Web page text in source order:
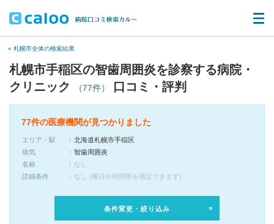
« 札幌市全体の検索結果
札幌市手稲区の智歯周囲炎を診察する病院・
クリニック
（77件） 口コミ・評判
77件の医療機関が見つかりました
エリア・駅
北海道札幌市手稲区
病気
智歯周囲炎
名称
なし
詳細条件
なし (曜日や時間帯を指定できます)
条件変更・絞り込み